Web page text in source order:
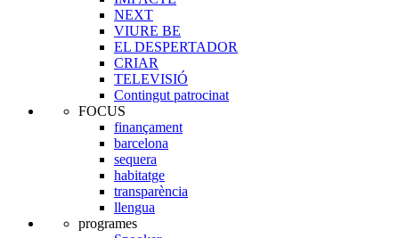
NEXT
VIURE BE
EL DESPERTADOR
CRIAR
TELEVISIÓ
Contingut patrocinat
FOCUS
finançament
barcelona
sequera
habitatge
transparència
llengua
programes